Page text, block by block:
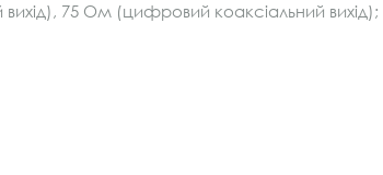
75 Ом (цифровий коаксіальний вихід);